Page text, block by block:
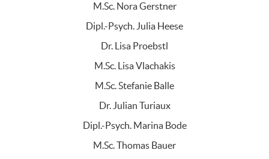
M.Sc. Nora Gerstner
Dipl.-Psych. Julia Heese
Dr. Lisa Proebstl
M.Sc. Lisa Vlachakis
M.Sc. Stefanie Balle
Dr. Julian Turiaux
Dipl.-Psych. Marina Bode
M.Sc. Thomas Bauer